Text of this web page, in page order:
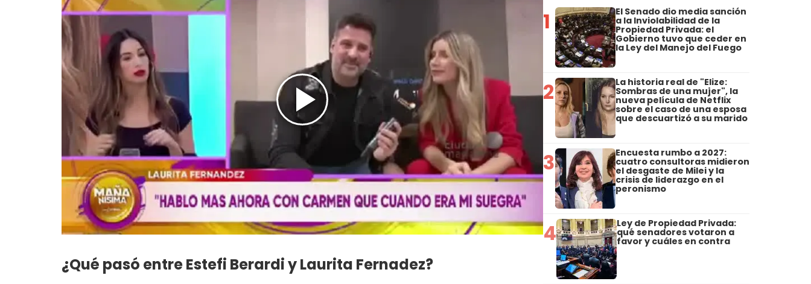
¿Qué pasó entre Estefi Berardi y Laurita Fernadez?
1 El Senado dio media sanción
a la Inviolabilidad de la
Propiedad Privada: el
Gobierno tuvo que ceder en
la Ley del Manejo del Fuego
2 La historia real de "Elize:
Sombras de una mujer", la
nueva película de Netflix
sobre el caso de una esposa
que descuartizó a su marido
3 Encuesta rumbo a 2027:
cuatro consultoras midieron
el desgaste de Milei y la
crisis de liderazgo en el
peronismo
4 Ley de Propiedad Privada:
qué senadores votaron a
favor y cuáles en contra